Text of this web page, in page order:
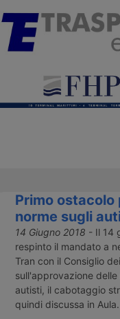
Primo ostacolo
norme sugli
14 Giugno 2018 - Il 14
respinto il mandato a
Tran con il Consiglio
sull'approvazione
autisti, il cabotaggio
quindi discussa in Aula.